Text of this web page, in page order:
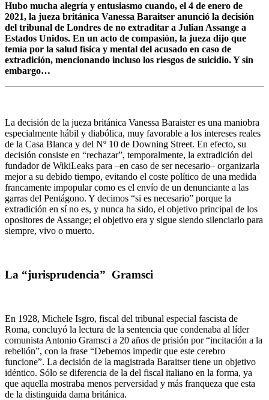
Hubo mucha alegría y entusiasmo cuando, el 4 de enero de
2021, la jueza británica Vanessa Baraitser anunció la decisión
del tribunal de Londres de no extraditar a Julian Assange a
Estados Unidos. En un acto de compasión, la jueza dijo que
temía por la salud física y mental del acusado en caso de
extradición, mencionando incluso los riesgos de suicidio. Y sin
embargo…
La decisión de la jueza británica Vanessa Baraister es una maniobra
especialmente hábil y diabólica, muy favorable a los intereses reales
de la Casa Blanca y del Nº 10 de Downing Street. En efecto, su
decisión consiste en “rechazar”, temporalmente, la extradición del
fundador de WikiLeaks para –en caso de ser necesario– organizarla
mejor a su debido tiempo, evitando el coste político de una medida
francamente impopular como es el envío de un denunciante a las
garras del Pentágono. Y decimos “si es necesario” porque la
extradición en sí no es, y nunca ha sido, el objetivo principal de los
opositores de Assange; el objetivo era y sigue siendo silenciarlo para
siempre, vivo o muerto.
La “jurisprudencia” Gramsci
En 1928, Michele Isgro, fiscal del tribunal especial fascista de
Roma, concluyó la lectura de la sentencia que condenaba al líder
comunista Antonio Gramsci a 20 años de prisión por “incitación a la
rebelión”, con la frase “Debemos impedir que este cerebro
funcione”. La decisión de la magistrada Baraitser tiene un objetivo
idéntico. Sólo se diferencia de la del fiscal italiano en la forma, ya
que aquella mostraba menos perversidad y más franqueza que esta
de la distinguida dama británica.